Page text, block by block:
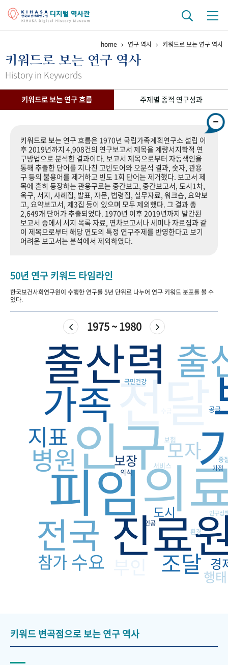
걸어온 길 기관 변천사 역대 기관장
연구 역사
기록물 아카이브
사진 아카이브 문서 기록물 행정박물 영상 기록물
+1주년 기념
성과 50선 숫자로 보는 50년 50+1주년 광장
세계와 함께 한 KIHASA
VR 역사관
home 연구 역사 키워드로 보는 연구 역사
키워드로 보는 연구 역사
History in Keywords
키워드로 보는 연구 흐름 주제별 종적 연구성과
키워드로 보는 연구 흐름은 1970년 국립가족계획연구소 설립 이
후 2019년까지 4,908건의 연구보고서 제목을 계량서지학적 연
구방법으로 분석한 결과이다. 보고서 제목으로부터 자동색인을
통해 추출한 단어를 지나친 고빈도어와 오분석 결과, 숫자, 관용
구 등의 불용어를 제거하고 빈도 1회 단어는 제거했다. 보고서 제
목에 흔히 등장하는 관용구로는 중간보고, 중간보고서, 도시1차,
옥구, 서지, 사례집, 발표, 자문, 법령집, 실무자료, 워크숍, 요약보
고, 요약보고서, 제3집 등이 있으며 모두 제외했다. 그 결과 총
2,649개 단어가 추출되었다. 1970년 이후 2019년까지 발간된
보고서 중에서 서지 목록 자료, 연차보고서나 세미나 자료집과 같
이 제목으로부터 해당 연도의 특정 연구주제를 반영한다고 보기
어려운 보고서는 분석에서 제외하였다.
50년 연구 키워드 타임라인
한국보건사회연구원이 수행한 연구를 5년 단위로 나누어 연구 키워드 분포를 볼 수
있다.
1975 ~ 1980
인구
의
전달
피임
출산력
진료
가족
출
전국
병원
지표
조달
모자
수요
참가
보장
경
행태
도시
서비스
공급
보험
의식 가정
국민건강
환경
인공
중
인구정
키워드 변곡점으로 보는 연구 역사